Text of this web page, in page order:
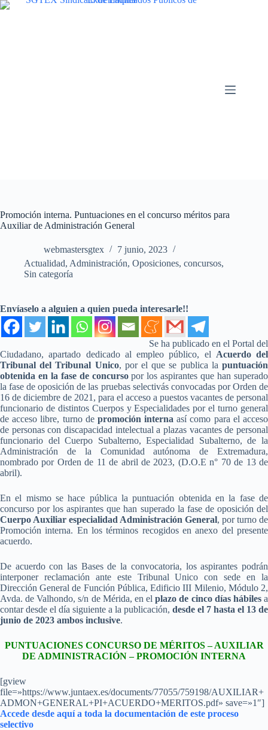
Saltar
Promoción interna. Puntuaciones en el concurso méritos para
Auxiliar de Administración General
webmastersgtex
7 junio, 2023
Actualidad, Administración, Oposiciones, concursos,
Sin categoría
Envíaselo a alguien a quien pueda interesarle!!
Se ha publicado en el Portal del
Ciudadano, apartado dedicado al empleo público, el Acuerdo del
Tribunal del Tribunal Unico, por el que se publica lapuntuación
obtenida en la fase de concursopor los aspirantes que han superado
la fase de oposición de las pruebas selectivás convocadas por Orden de
16 de diciembre de 2021, para el acceso a puestos vacantes de personal
funcionario de distintos Cuerpos y Especialidades por el turno general
de acceso libre, turno de promoción interna así como para el acceso
de personas con discapacidad intelectual a plazas vacantes de personal
funcionario del Cuerpo Subalterno, Especialidad Subalterno, de la
Administración de la Comunidad autónoma de Extremadura,
nombrado por Orden de 11 de abril de 2023, (D.O.E n° 70 de 13 de
abril).
En el mismo se hace pública la puntuación obtenida en la fase de
concurso por los aspirantes que han superado la fase de oposición del
Cuerpo Auxiliar especialidad Administración General, por turno de
Promoción interna. En los términos recogidos en anexo del presente
acuerdo.
De acuerdo con las Bases de la convocatoria, los aspirantes podrán
interponer reclamación ante este Tribunal Unico con sede en la
Dirección General de Función Pública, Edificio III Milenio, Módulo 2,
Avda. de Valhondo, s/n de Mérida, en elplazo de cinco días hábilesa
contar desde el día siguiente a la publicación, desde el 7 hasta el 13 de
junio de 2023 ambos inclusive.
PUNTUACIONES CONCURSO DE MÉRITOS – AUXILIAR
DE ADMINISTRACIÓN – PROMOCIÓN INTERNA
[gview
file=»https://www.juntaex.es/documents/77055/759198/AUXILIAR+
ADMON+GENERAL+PI+ACUERDO+MERITOS.pdf» save=»1″]
Accede desde aquí a toda la documentación de este proceso
selectivo